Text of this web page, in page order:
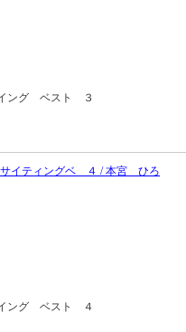
ング ベスト ３
サイティングベ ４ / 本宮 ひろ
ング ベスト ４